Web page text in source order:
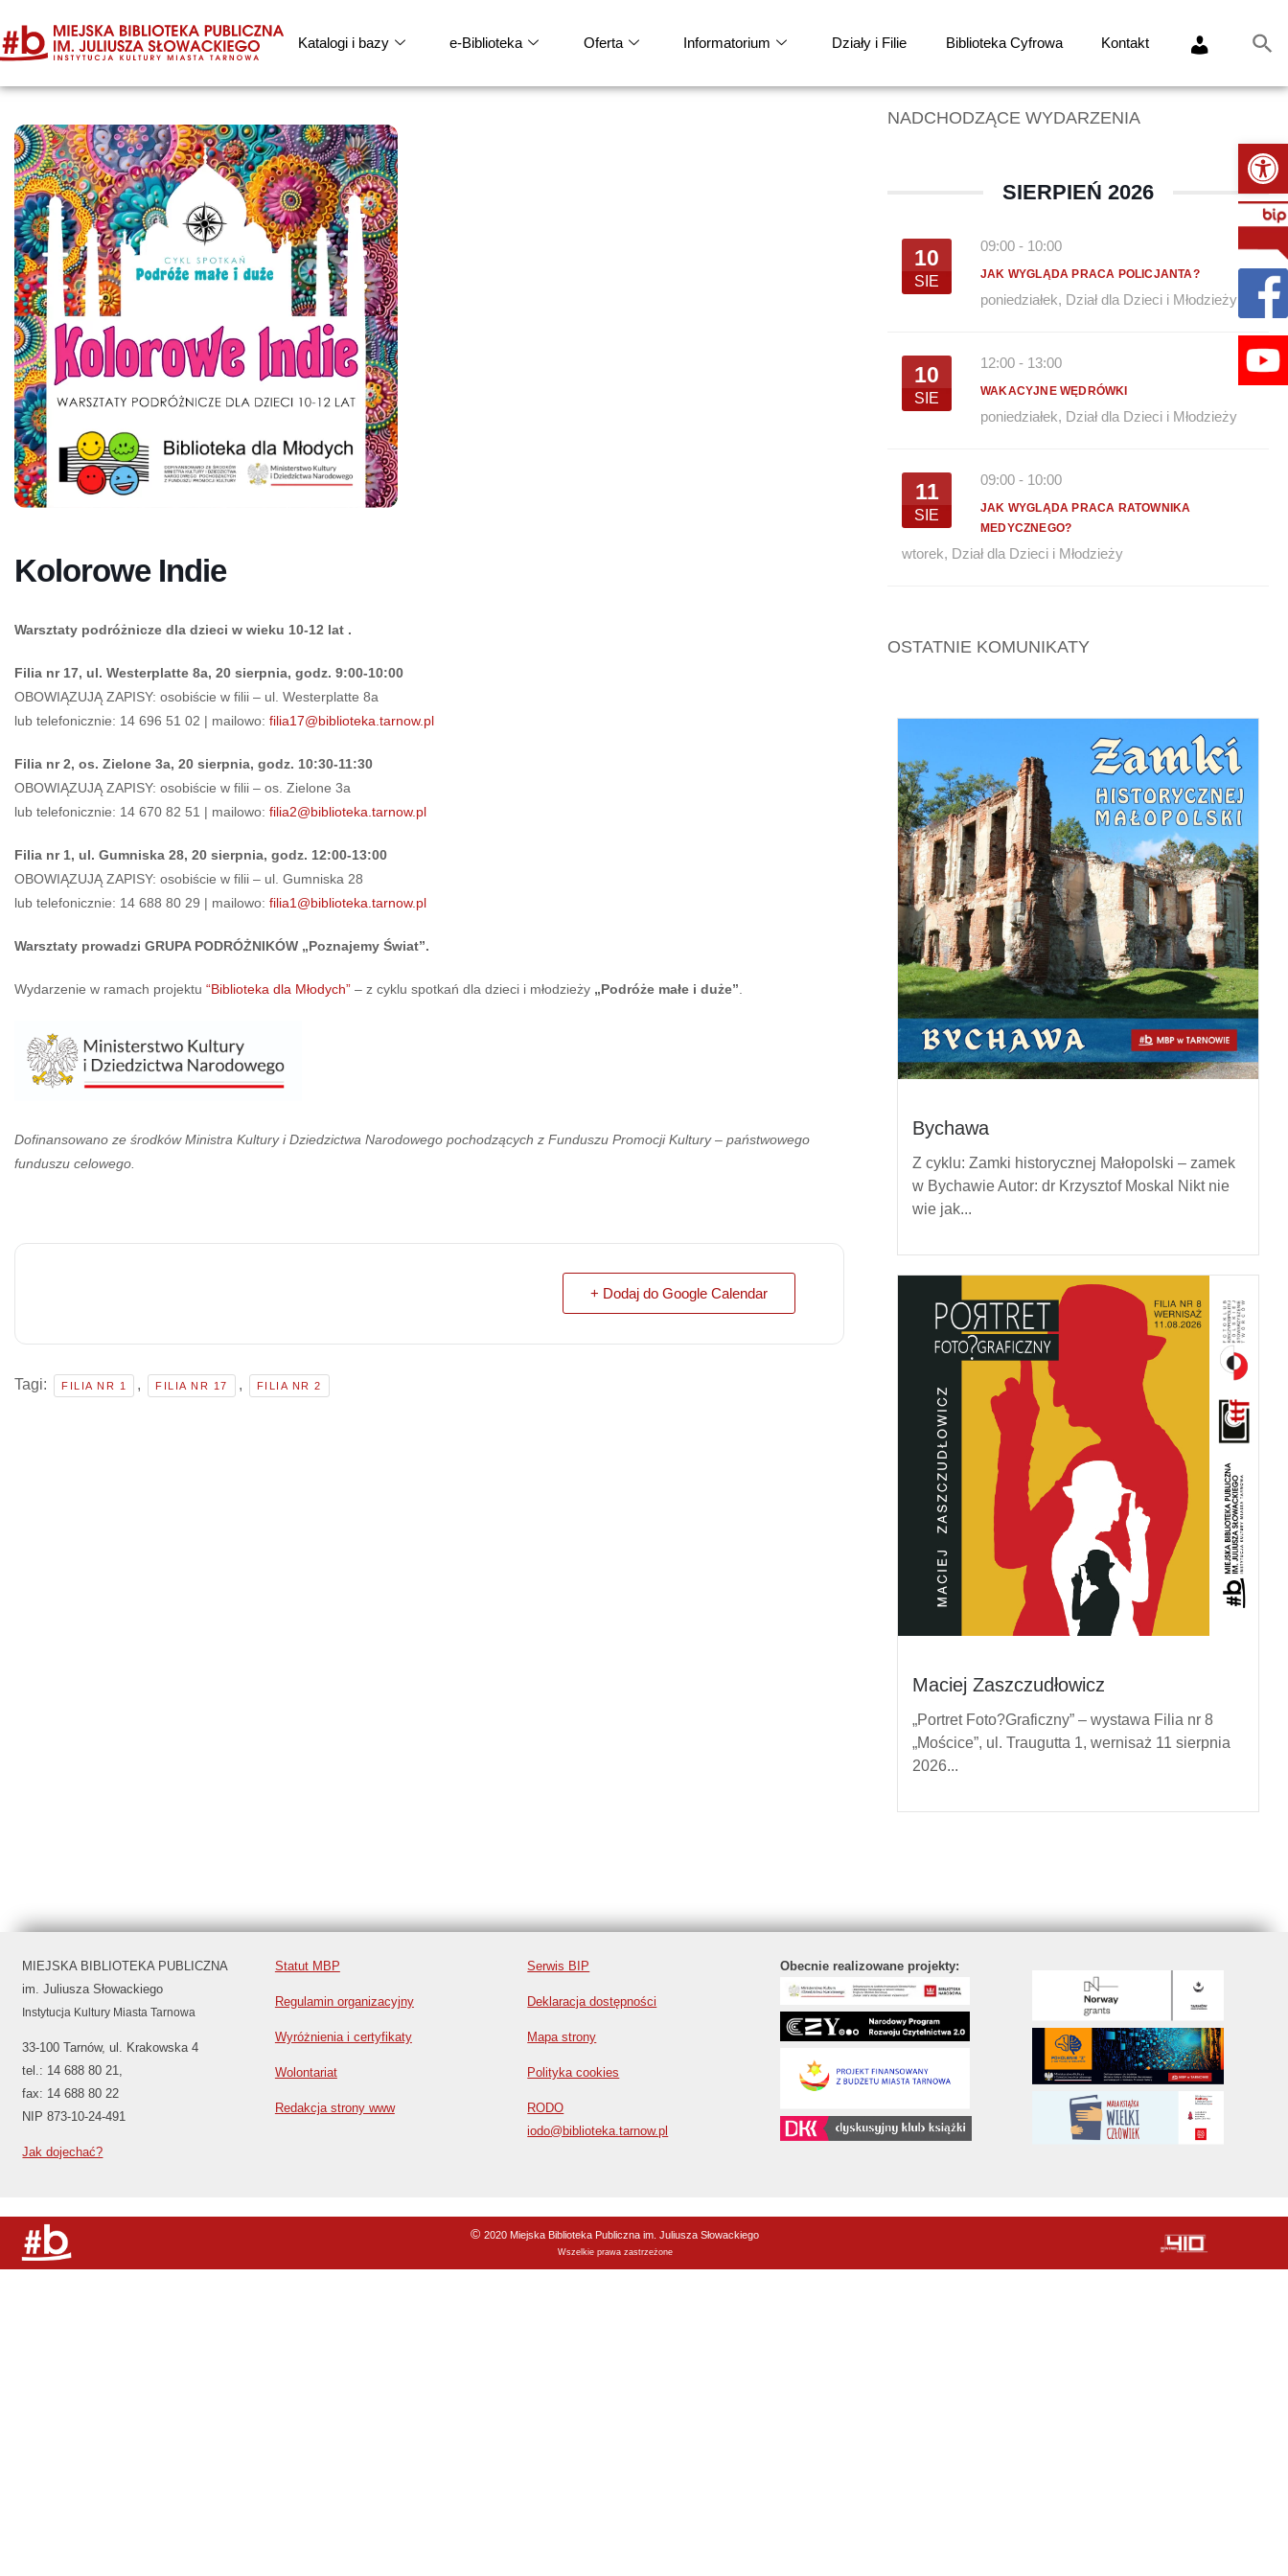
Katalogi i bazy e-Biblioteka Oferta Informatorium Działy i Filie Biblioteka Cyfrowa Kontakt
Kolorowe Indie
Warsztaty podróżnicze dla dzieci w wieku 10-12 lat .
Filia nr 17, ul. Westerplatte 8a, 20 sierpnia, godz. 9:00-10:00
OBOWIĄZUJĄ ZAPISY: osobiście w filii – ul. Westerplatte 8a
lub telefonicznie: 14 696 51 02 | mailowo: filia17@biblioteka.tarnow.pl
Filia nr 2, os. Zielone 3a, 20 sierpnia, godz. 10:30-11:30
OBOWIĄZUJĄ ZAPISY: osobiście w filii – os. Zielone 3a
lub telefonicznie: 14 670 82 51 | mailowo: filia2@biblioteka.tarnow.pl
Filia nr 1, ul. Gumniska 28, 20 sierpnia, godz. 12:00-13:00
OBOWIĄZUJĄ ZAPISY: osobiście w filii – ul. Gumniska 28
lub telefonicznie: 14 688 80 29 | mailowo: filia1@biblioteka.tarnow.pl
Warsztaty prowadzi GRUPA PODRÓŻNIKÓW „Poznajemy Świat”.
Wydarzenie w ramach projektu “Biblioteka dla Młodych” – z cyklu spotkań dla dzieci i młodzieży „Podróże małe i duże”
Dofinansowano ze środków Ministra Kultury i Dziedzictwa Narodowego pochodzących z Funduszu Promocji Kultury – państwowego
funduszu celowego.
+ Dodaj do Google Calendar
Tagi: FILIA NR 1 , FILIA NR 17 , FILIA NR 2
NADCHODZĄCE WYDARZENIA
SIERPIEŃ 2026
10
SIE
09:00 - 10:00
JAK WYGLĄDA PRACA POLICJANTA?
poniedziałek, Dział dla Dzieci i Młodzieży
10
SIE
12:00 - 13:00
WAKACYJNE WĘDRÓWKI
poniedziałek, Dział dla Dzieci i Młodzieży
11
SIE
09:00 - 10:00
JAK WYGLĄDA PRACA RATOWNIKA
MEDYCZNEGO?
wtorek, Dział dla Dzieci i Młodzieży
OSTATNIE KOMUNIKATY
Bychawa
Z cyklu: Zamki historycznej Małopolski – zamek
w Bychawie Autor: dr Krzysztof Moskal Nikt nie
wie jak...
Maciej Zaszczudłowicz
„Portret Foto?Graficzny” – wystawa Filia nr 8
„Mościce”, ul. Traugutta 1, wernisaż 11 sierpnia
2026...
MIEJSKA BIBLIOTEKA PUBLICZNA
im. Juliusza Słowackiego
Instytucja Kultury Miasta Tarnowa
33-100 Tarnów, ul. Krakowska 4
tel.: 14 688 80 21,
fax: 14 688 80 22
NIP 873-10-24-491
Jak dojechać?
Statut MBP
Regulamin organizacyjny
Wyróżnienia i certyfikaty
Wolontariat
Redakcja strony www
Serwis BIP
Deklaracja dostępności
Mapa strony
Polityka cookies
RODO
iodo@biblioteka.tarnow.pl
Obecnie realizowane projekty:
©2020 Miejska Biblioteka Publiczna im. Juliusza Słowackiego
Wszelkie prawa zastrzeżone